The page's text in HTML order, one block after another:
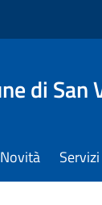
di San
Novità Servizi